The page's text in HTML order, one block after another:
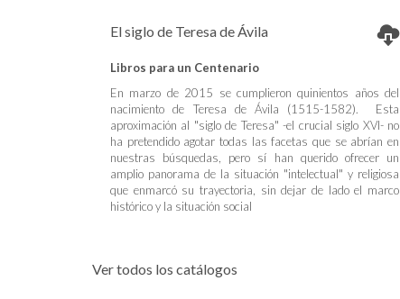
El siglo de Teresa de Ávila
Libros para un Centenario
En marzo de 2015 se cumplieron quinientos años del
nacimiento de Teresa de Ávila (1515-1582). Esta
aproximación al "siglo de Teresa" -el crucial siglo XVI- no
ha pretendido agotar todas las facetas que se abrían en
nuestras búsquedas, pero sí han querido ofrecer un
amplio panorama de la situación "intelectual" y religiosa
que enmarcó su trayectoria, sin dejar de lado el marco
histórico y la situación social
Ver todos los catálogos